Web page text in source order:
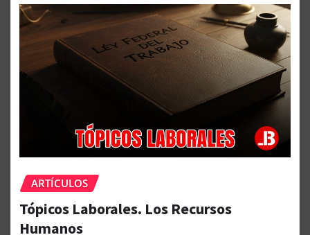
ARTÍCULOS
Tópicos Laborales. Los Recursos
Humanos